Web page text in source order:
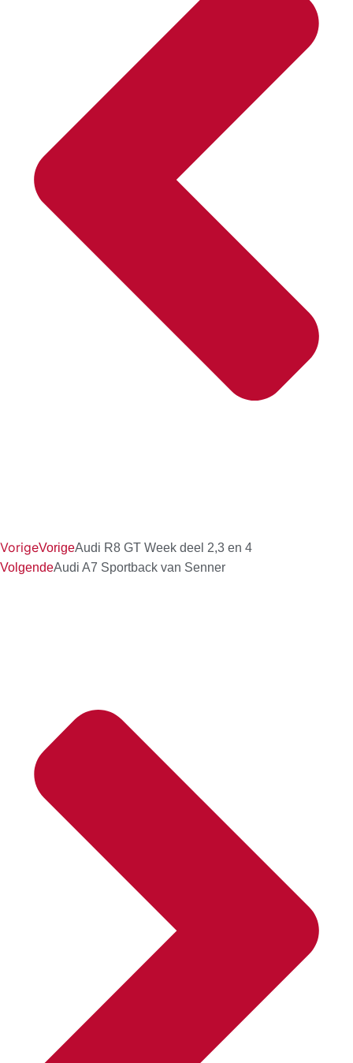
VorigeVorigeAudi R8 GT Week deel 2,3 en 4
VolgendeAudi A7 Sportback van Senner